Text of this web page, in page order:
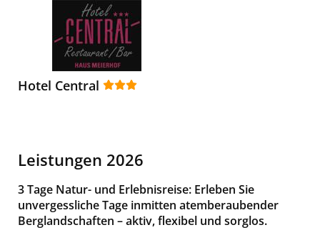
Hotel Central
Leistungen 2026
3 Tage Natur- und Erlebnisreise: Erleben Sie
unvergessliche Tage inmitten atemberaubender
Berglandschaften – aktiv, flexibel und sorglos.